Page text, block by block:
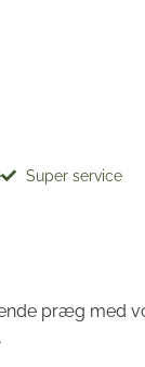
Super service
præg med